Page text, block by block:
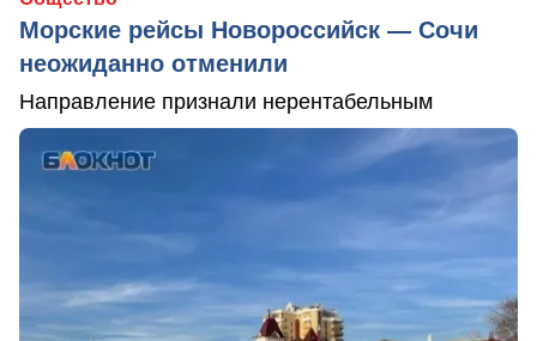
Морские рейсы Новороссийск — Сочи
неожиданно отменили
Направление признали нерентабельным